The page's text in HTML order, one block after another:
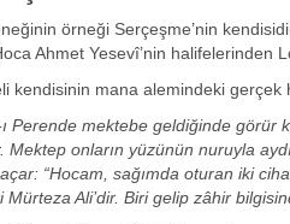
örneği Serçeşme’nin
Ahmet Yesevî’nin halifelerinden
kendisinin mana alemindeki gerçek
Perende mektebe geldiğinde görür
onların yüzünün nuruyla
“Hocam, sağımda oturan iki
Ali’dir. Biri gelip zâhir